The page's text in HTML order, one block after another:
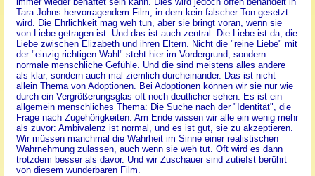
Tara Johns hervorragendem Film, in dem kein falscher Ton gesetzt
wird. Die Ehrlichkeit mag weh tun, aber sie bringt voran, wenn sie
von Liebe getragen ist. Und das ist auch zentral: Die Liebe ist da, die
Liebe zwischen Elizabeth und ihren Eltern. Nicht die "reine Liebe" mit
der "einzig richtigen Wahl" steht hier im Vordergrund, sondern
normale menschliche Gefühle. Und die sind meistens alles andere
als klar, sondern auch mal ziemlich durcheinander. Das ist nicht
allein Thema von Adoptionen. Bei Adoptionen können wir sie nur wie
durch ein Vergrößerungsglas oft noch deutlicher sehen. Es ist ein
allgemein menschliches Thema: Die Suche nach der "Identität", die
Frage nach Zugehörigkeiten. Am Ende wissen wir alle ein wenig mehr
als zuvor: Ambivalenz ist normal, und es ist gut, sie zu akzeptieren.
Wir müssen manchmal die Wahrheit im Sinne einer realistischen
Wahrnehmung zulassen, auch wenn sie weh tut. Oft wird es dann
trotzdem besser als davor. Und wir Zuschauer sind zutiefst berührt
von diesem wunderbaren Film.